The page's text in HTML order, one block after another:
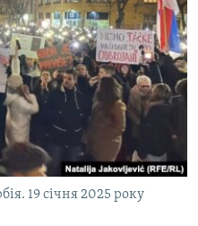
19 січня 2025 року